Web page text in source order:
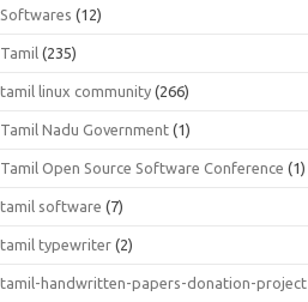
Softwares (12)
Tamil (235)
tamil linux community (266)
Tamil Nadu Government (1)
Tamil Open Source Software Conference (1)
tamil software (7)
tamil typewriter (2)
tamil-handwritten-papers-donation-project